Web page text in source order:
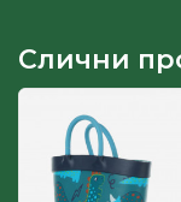
Слични